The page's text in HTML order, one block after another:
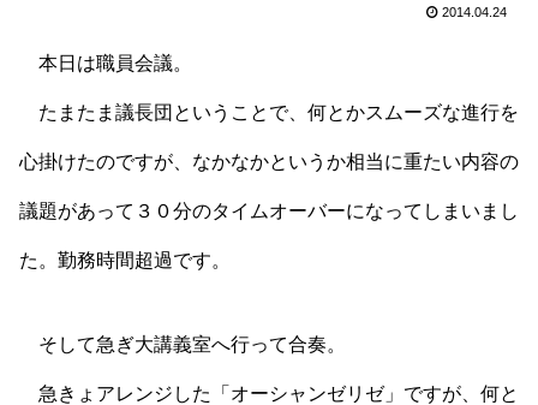
2014.04.24
本日は職員会議。
たまたま議長団ということで、何とかスムーズな進行を
心掛けたのですが、なかなかというか相当に重たい内容の
議題があって３０分のタイムオーバーになってしまいまし
た。勤務時間超過です。
そして急ぎ大講義室へ行って合奏。
急きょアレンジした「オーシャンゼリゼ」ですが、何と